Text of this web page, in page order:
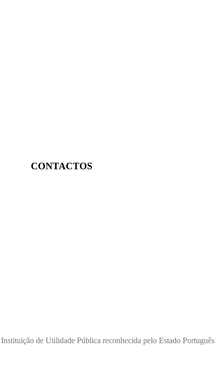
CONTACTOS
Instituição de Utilidade Pública reconhecida pelo Estado Português